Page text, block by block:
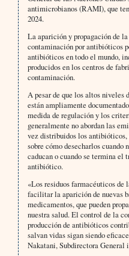
antimicrobianos (RAMI), que
2024.
La aparición y propagación de
contaminación por antibióticos
antibióticos en todo el mundo,
producidos en los centros de
contaminación.
A pesar de que los altos
están ampliamente
medida de regulación y los
generalmente no abordan las
vez distribuidos los antibióticos,
sobre cómo desecharlos
caducan o cuando se termina el
antibiótico.
«Los residuos farmacéuticos
facilitar la aparición de nuevas
medicamentos, que pueden
nuestra salud. El control de la
producción de antibióticos
salvan vidas sigan siendo
Nakatani, Subdirectora